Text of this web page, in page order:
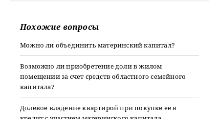
Похожие вопросы
Можно ли объединить материнский капитал?
Возможно ли приобретение доли в жилом
помещении за счет средств областного семейного
капитала?
Долевое владение квартирой при покупке ее в